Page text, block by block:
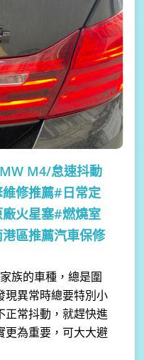
M4/怠速抖動
修推薦#日常定
火星塞#燃燒室
區推薦汽車保修
族的車種，總是圍
現異常時總要特別小
正常抖動，就趕快進
更為重要，可大大避